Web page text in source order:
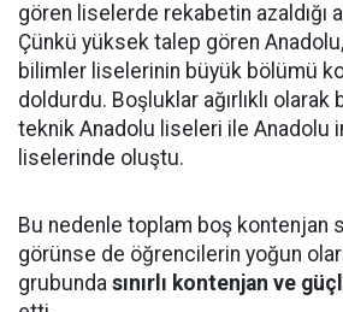
gören liselerde rekabetin azaldığı
Çünkü yüksek talep gören
bilimler liselerinin büyük bölümü
doldurdu. Boşluklar ağırlıklı olarak
teknik Anadolu liseleri ile Anadolu
liselerinde oluştu.
Bu nedenle toplam boş kontenjan
görünse de öğrencilerin yoğun
grubunda sınırlı kontenjan ve